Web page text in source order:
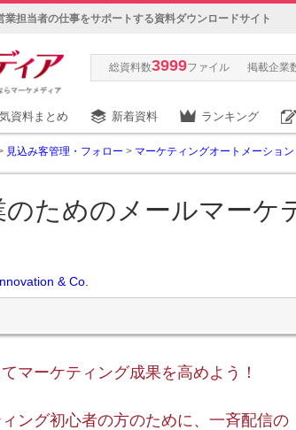
業担当者の仕事をサポートする資料ダウンロードサイト
総資料数3999ファイル 掲載企業
資料まとめ 新着資料 ランキング
見込み客管理・フォロー > マーケティングオートメーション
のためのメールマーケ
& Co.
マーケティング成果を高めよう！
ング初心者の方のために、一斉配信